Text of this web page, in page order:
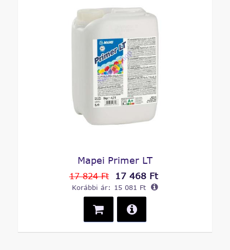
Mapei Primer LT
17 824 Ft 17 468 Ft
Korábbi ár: 15 081 Ft